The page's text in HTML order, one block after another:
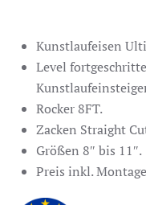
Kunstlaufeisen
Level
Rocker 8FT.
Zacken Straight
Größen 8″ bis 11″.
Preis inkl.